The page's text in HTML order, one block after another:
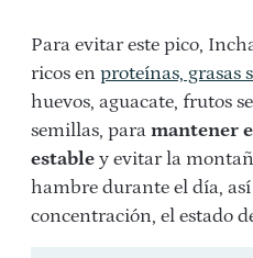
Para evitar este pico,
ricos en proteínas, grasas
huevos, aguacate, frutos
semillas, para mantener
estable y evitar la
hambre durante el día,
concentración, el estado